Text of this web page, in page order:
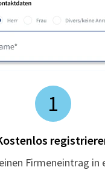
1
Firmeneintrag in